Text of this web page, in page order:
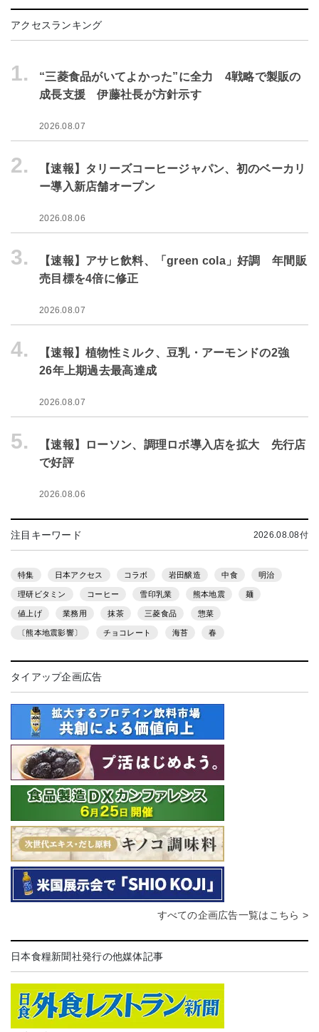
アクセスランキング
1.
“三菱食品がいてよかった”に全力 4戦略で製販の
成長支援 伊藤社長が方針示す
2026.08.07
2.
【速報】タリーズコーヒージャパン、初のベーカリ
ー導入新店舗オープン
2026.08.06
3.
【速報】アサヒ飲料、「green cola」好調 年間販
売目標を4倍に修正
2026.08.07
4.
【速報】植物性ミルク、豆乳・アーモンドの2強
26年上期過去最高達成
2026.08.07
5.
【速報】ローソン、調理ロボ導入店を拡大 先行店
で好評
2026.08.06
注目キーワード 2026.08.08付
特集 日本アクセス コラボ 岩田醸造 中食 明治
理研ビタミン コーヒー 雪印乳業 熊本地震 麺
値上げ 業務用 抹茶 三菱食品 惣菜
〔熊本地震影響〕 チョコレート 海苔 春
タイアップ企画広告
すべての企画広告一覧はこちら >
日本食糧新聞社発行の他媒体記事